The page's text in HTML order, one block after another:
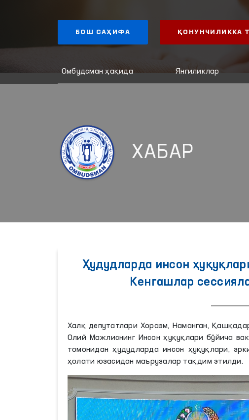
БОШ САҲИФА ҚОНУНЧИЛИККА
Омбудсман ҳақида Янгиликлар
ХАБАР
Ҳудудларда инсон
Кенгашлар
Халқ депутатлари Хоразм, Наманган,
Олий Мажлиснинг Инсон ҳуқуқлари бўйича
томонидан ҳудудларда инсон ҳуқуқлари,
ҳолати юзасидан маърузалар тақдим этилди.